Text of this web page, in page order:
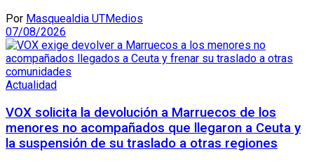
Por Masquealdia UTMedios
07/08/2026
Actualidad
VOX solicita la devolución a Marruecos de los
menores no acompañados que llegaron a Ceuta y
la suspensión de su traslado a otras regiones